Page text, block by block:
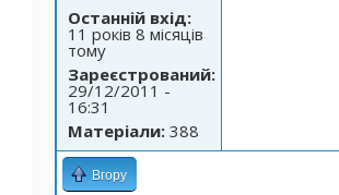
Останній вхід:
11 років 8 місяців
тому
Зареєстрований:
29/12/2011 -
16:31
Матеріали: 388
Вгору